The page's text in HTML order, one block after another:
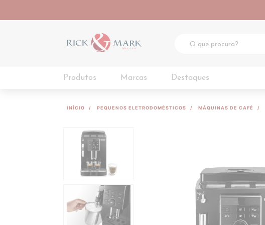
Produtos Marcas Destaques
INÍCIO PEQUENOS ELETRODOMÉSTICOS MÁQUINAS DE CAFÉ